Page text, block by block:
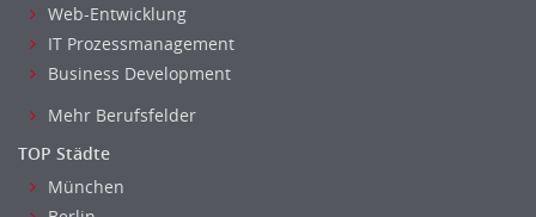
Disposition
Einkauf
Logistik
Einkauf, Materialwirtschaft & Logistik Leitung, Teamleitung
Web-Entwicklung
IT Prozessmanagement
Business Development
Mehr Berufsfelder
TOP Städte
München